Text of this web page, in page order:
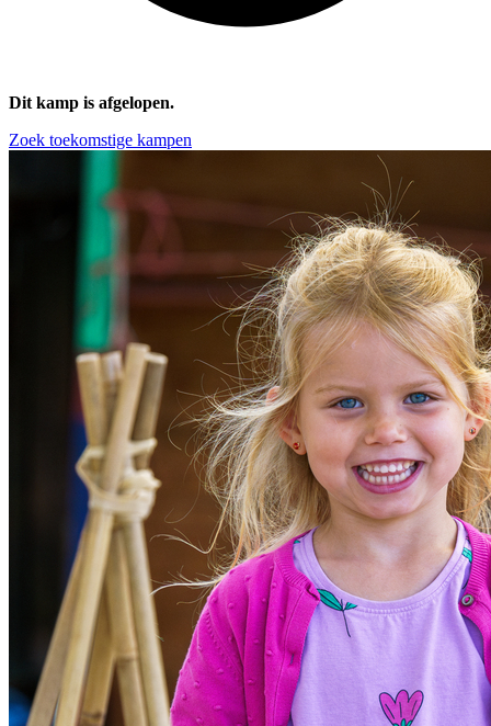
Dit kamp is afgelopen.
Zoek toekomstige kampen